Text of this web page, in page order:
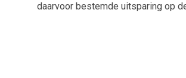
daarvoor bestemde uitsparing op